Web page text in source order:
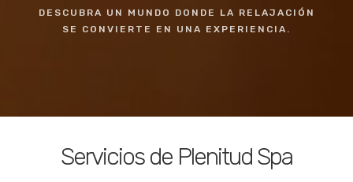
DESCUBRA UN MUNDO DONDE LA RELAJACIÓN
SE CONVIERTE EN UNA EXPERIENCIA.
Servicios de Plenitud Spa